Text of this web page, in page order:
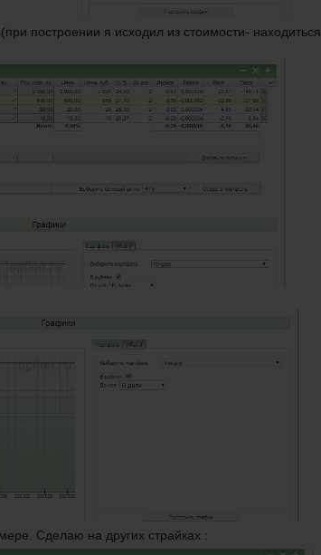
построении я исходил из стоимости- находиться
Сделаю на других страйках :